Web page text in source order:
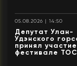
05.08.2026 | 14:50
Депутат Улан-
Удэнского
принял
фестивале ТОС